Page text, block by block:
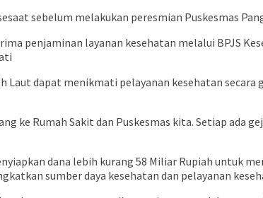
sebelum melakukan peresmian Puskesmas
penjaminan layanan kesehatan melalui BPJS
Laut dapat menikmati pelayanan kesehatan
ke Rumah Sakit dan Puskesmas kita. Setiap ada
dana lebih kurang 58 Miliar Rupiah untuk
sumber daya kesehatan dan pelayanan